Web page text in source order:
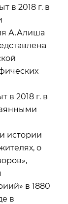
в 2018 г. в
А.Алиша
в 2018 г. в
истории
о
в 1880
в